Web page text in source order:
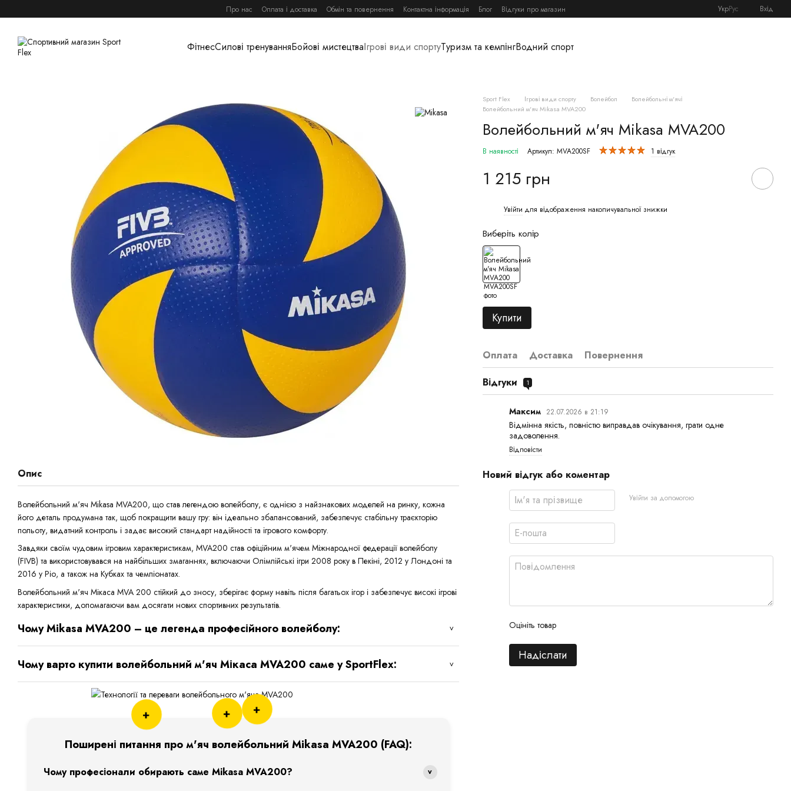
Про нас Оплата і доставка Обмін та повернення Контактна інформація Блог Відгуки про магазин УкрРус Вхід
ФітнесСилові тренуванняБойові мистецтваІгрові види спортуТуризм та кемпінгВодний спорт
Опис
Волейбольний м'яч Mikasa MVA200, що став легендою волейболу, є однією з найзнакових моделей на ринку, кожна
його деталь продумана так, щоб покращити вашу гру: він ідеально збалансований, забезпечує стабільну траєкторію
польоту, видатний контроль і задає високий стандарт надійності та ігрового комфорту.
Завдяки своїм чудовим ігровим характеристикам, MVA200 став офіційним м'ячем Міжнародної федерації волейболу
(FIVB) та використовувався на найбільших змаганнях, включаючи Олімпійські ігри 2008 року в Пекіні, 2012 у Лондоні та
2016 у Ріо, а також на Кубках та чемпіонатах.
Волейбольний м'яч Мікаса MVA 200 стійкий до зносу, зберігає форму навіть після багатьох ігор і забезпечує високі ігрові
характеристики, допомагаючи вам досягати нових спортивних результатів.
Чому Mikasa MVA200 – це легенда професійного волейболу:
Чому варто купити волейбольний м'яч Мікаса MVA200 саме у SportFlex:
+ +
+
Поширені питання про м'яч волейбольний Mikasa MVA200 (FAQ):
Чому професіонали обирають саме Mikasa MVA200?
Sport Flex Ігрові види спорту Волейбол
Волейбольні м'ячі
Волейбольний м'яч Mikasa MVA200
Волейбольний м'яч Mikasa MVA200
В наявності Артикул: MVA200SF 1 відгук
1 215 грн
Увійти для відображення накопичувальної знижки
Виберіть колір
Купити
Оплата Доставка
Повернення
Відгуки
1
Максим 22.07.2026 в 21:19
Відмінна якість, повністю виправдав очікування, грати одне
задоволення.
Відповісти
Новий відгук або коментар
Увійти за допомогою
Оцініть товар
Надіслати